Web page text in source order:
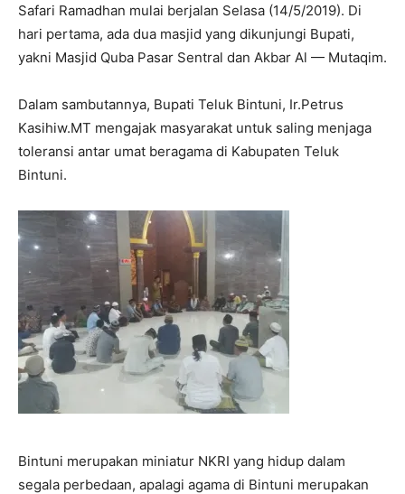
Safari Ramadhan mulai berjalan Selasa (14/5/2019). Di
hari pertama, ada dua masjid yang dikunjungi Bupati,
yakni Masjid Quba Pasar Sentral dan Akbar Al — Mutaqim.
Dalam sambutannya, Bupati Teluk Bintuni, Ir.Petrus
Kasihiw.MT mengajak masyarakat untuk saling menjaga
toleransi antar umat beragama di Kabupaten Teluk
Bintuni.
Bintuni merupakan miniatur NKRI yang hidup dalam
segala perbedaan, apalagi agama di Bintuni merupakan